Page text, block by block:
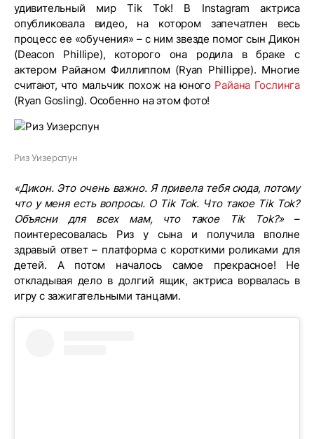
удивительный мир Tik Tok! В Instagram актриса
опубликовала видео, на котором запечатлен весь
процесс ее «обучения» – с ним звезде помог сын Дикон
(Deacon Phillipe), которого она родила в браке с
актером Райаном Филлиппом (Ryan Phillippe). Многие
считают, что мальчик похож на юного Райана Гослинга
(Ryan Gosling). Особенно на этом фото!
Риз Уизерспун
«Дикон. Это очень важно. Я привела тебя сюда, потому
что у меня есть вопросы. О Tik Tok. Что такое Tik Tok?
Объясни для всех мам, что такое Tik Tok?» –
поинтересовалась Риз у сына и получила вполне
здравый ответ – платформа с короткими роликами для
детей. А потом началось самое прекрасное! Не
откладывая дело в долгий ящик, актриса ворвалась в
игру с зажигательными танцами.